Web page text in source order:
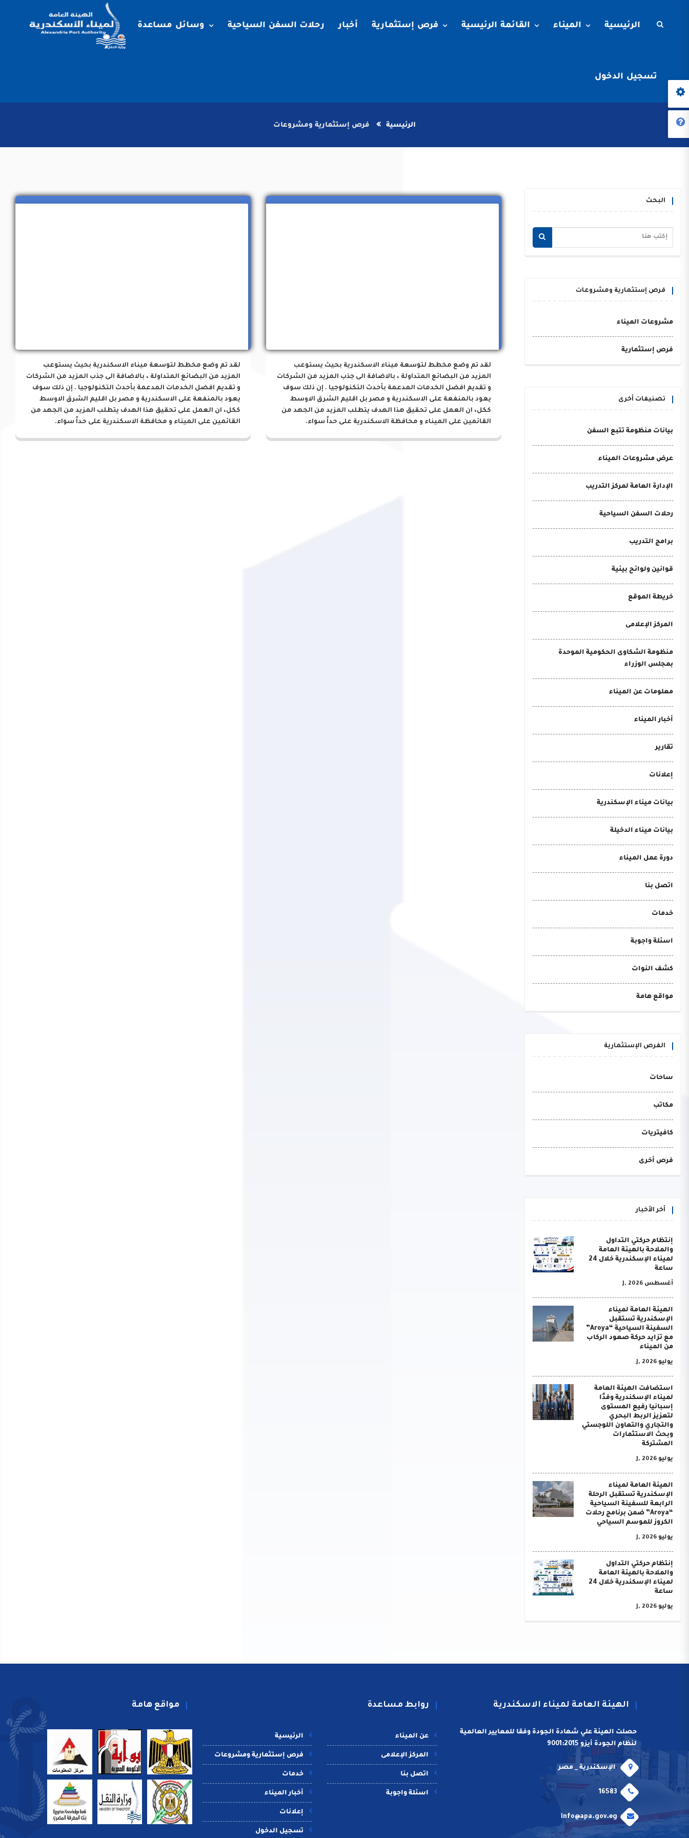
الرئيسية الميناء القائمة الرئيسية فرص إستثمارية أخبار رحلات السفن السياحية وسائل مساعدة
تسجيل الدخول
الرئيسية فرص إستثمارية ومشروعات
البحث
فرص إستثمارية ومشروعات
مشروعات الميناء
فرص إستثمارية
تصنيفات أخرى
بيانات منظومة تتبع السفن
عرض مشروعات الميناء
الإدارة العامة لمركز التدريب
رحلات السفن السياحية
برامج التدريب
قوانين ولوائح بيئية
خريطة الموقع
المركز الإعلامى
منظومة الشكاوى الحكومية الموحدة
بمجلس الوزراء
معلومات عن الميناء
أخبار الميناء
تقارير
إعلانات
بيانات ميناء الإسكندرية
بيانات ميناء الدخيلة
دورة عمل الميناء
اتصل بنا
خدمات
اسئلة واجوبة
كشف النوات
مواقع هامة
الفرص الإستثمارية
ساحات
مكاتب
كافيتريات
فرص أخرى
أخر الأخبار
إنتظام حركتي التداول
والملاحة بالهيئة العامة
لميناء الإسكندرية خلال 24
ساعة
أغسطس J, 2026
الهيئة العامة لميناء
الإسكندرية تستقبل
السفينة السياحية “Aroya”
مع تزايد حركة صعود الركاب
من الميناء
يوليو J, 2026
استضافت الهيئة العامة
لميناء الإسكندرية وفدًا
إسبانيا رفيع المستوى
لتعزيز الربط البحري
والتجاري والتعاون اللوجستي
وبحث الاستثمارات
المشتركة
يوليو J, 2026
الهيئة العامة لميناء
الإسكندرية تستقبل الرحلة
الرابعة للسفينة السياحية
“Aroya” ضمن برنامج رحلات
الكروز للموسم السياحي
يوليو J, 2026
إنتظام حركتي التداول
والملاحة بالهيئة العامة
لميناء الإسكندرية خلال 24
ساعة
يوليو J, 2026
لقد تم وضع مخطط لتوسعة ميناء الاسكندرية بحيث يستوعب
المزيد من البضائع المتداولة ، بالاضافة الى جذب المزيد من الشركات
و تقديم افضل الخدمات المدعمة بأحدث التكنولوجيا . إن ذلك سوف
يعود بالمنفعة على الاسكندرية و مصر بل اقليم الشرق الاوسط
ككل، ان العمل على تحقيق هذا الهدف يتطلب المزيد من الجهد من
القائمين على الميناء و محافظة الاسكندرية على حداً سواء.
لقد تم وضع مخطط لتوسعة ميناء الاسكندرية بحيث يستوعب
المزيد من البضائع المتداولة ، بالاضافة الى جذب المزيد من الشركات
و تقديم افضل الخدمات المدعمة بأحدث التكنولوجيا . إن ذلك سوف
يعود بالمنفعة على الاسكندرية و مصر بل اقليم الشرق الاوسط
ككل، ان العمل على تحقيق هذا الهدف يتطلب المزيد من الجهد من
القائمين على الميناء و محافظة الاسكندرية على حداً سواء.
الهيئة العامة لميناء الاسكندرية
حصلت الهيئة علي شهادة الجودة وفقا للمعايير العالمية
لنظام الجودة أيزو 9001:2015
الإسكندرية _ مصر
16583
info@apa.gov.eg
روابط مساعدة
الرئيسية
فرص إستثمارية ومشروعات
خدمات
أخبار الميناء
إعلانات
تسجيل الدخول
عن الميناء
المركز الإعلامى
اتصل بنا
اسئلة واجوبة
مواقع هامة